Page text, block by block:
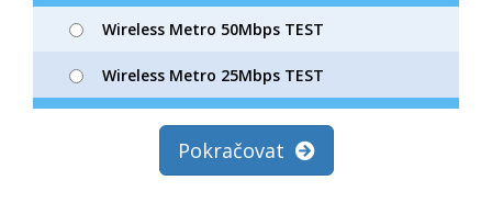
Wireless Metro 50Mbps TEST
Wireless Metro 25Mbps TEST
Pokračovat